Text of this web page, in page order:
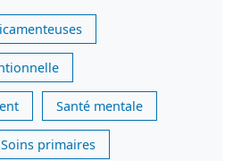
Santé mentale
Soins primaires